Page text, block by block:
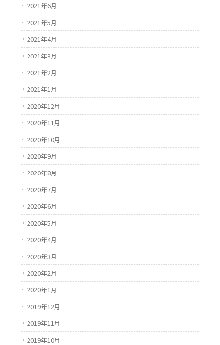
2021年6月
2021年5月
2021年4月
2021年3月
2021年2月
2021年1月
2020年12月
2020年11月
2020年10月
2020年9月
2020年8月
2020年7月
2020年6月
2020年5月
2020年4月
2020年3月
2020年2月
2020年1月
2019年12月
2019年11月
2019年10月